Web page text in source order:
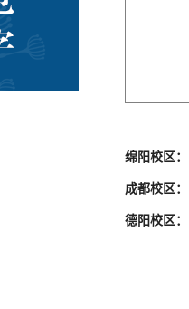
绵阳校区：
成都校区：
德阳校区：